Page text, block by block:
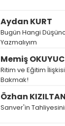
Aydan KURT
Bugün Hangi
Yazmalıyım
Memiş
Ritim ve Eğitim
Bakmak!
Özhan KIZILTAN
Sanver'in